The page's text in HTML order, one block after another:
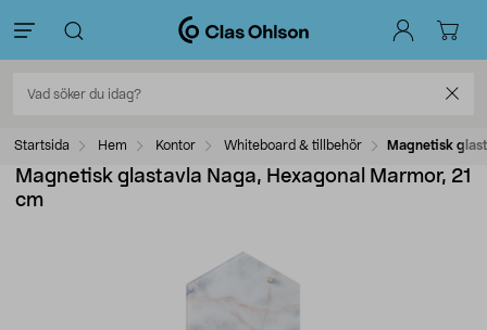
Startsida Hem Kontor Whiteboard & tillbehör Magnetisk
Magnetisk glastavla Naga, Hexagonal Marmor, 21
cm